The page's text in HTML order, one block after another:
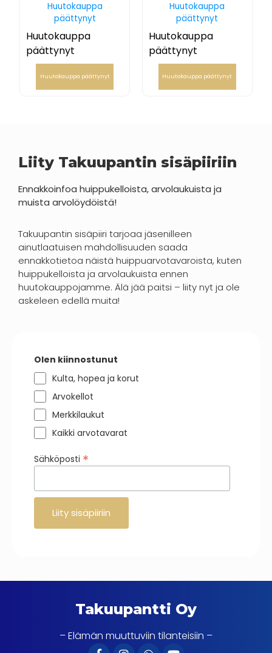
Huutokauppa
päättynyt
Huutokauppa
päättynyt
Huutokauppa päättynyt
Huutokauppa
päättynyt
Huutokauppa
päättynyt
Huutokauppa päättynyt
Liity Takuupantin sisäpiiriin
Ennakkoinfoa huippukelloista, arvolaukuista ja
muista arvolöydöistä!
Takuupantin sisäpiiri tarjoaa jäsenilleen
ainutlaatuisen mahdollisuuden saada
ennakkotietoa näistä huippuarvotavaroista, kuten
huippukelloista ja arvolaukuista ennen
huutokauppojamme. Älä jää paitsi – liity nyt ja ole
askeleen edellä muita!
Olen kiinnostunut
Kulta, hopea ja korut
Arvokellot
Merkkilaukut
Kaikki arvotavarat
Sähköposti *
Takuupantti Oy
– Elämän muuttuviin tilanteisiin –